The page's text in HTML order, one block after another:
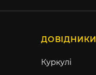
ДОВІДНИКИ
Куркулі